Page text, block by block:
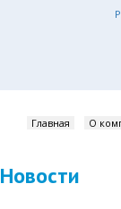
Главная О
Новости